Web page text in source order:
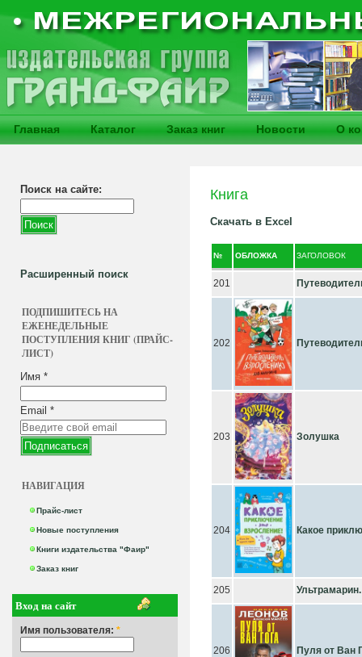
Главная Каталог Заказ книг Новости О
Поиск на сайте:
Расширенный поиск
ПОДПИШИТЕСЬ НА
ЕЖЕНЕДЕЛЬНЫЕ
ПОСТУПЛЕНИЯ КНИГ (ПРАЙС-
ЛИСТ)
Имя *
Email *
НАВИГАЦИЯ
Прайс-лист
Новые поступления
Книги издательства "Фаир"
Заказ книг
Вход на сайт
Имя пользователя: *
Книга
Скачать в Excel
№ ОБЛОЖКА ЗАГОЛОВОК
201
202
203 Золушка
204 Какое
205
206 Пуля от Ван